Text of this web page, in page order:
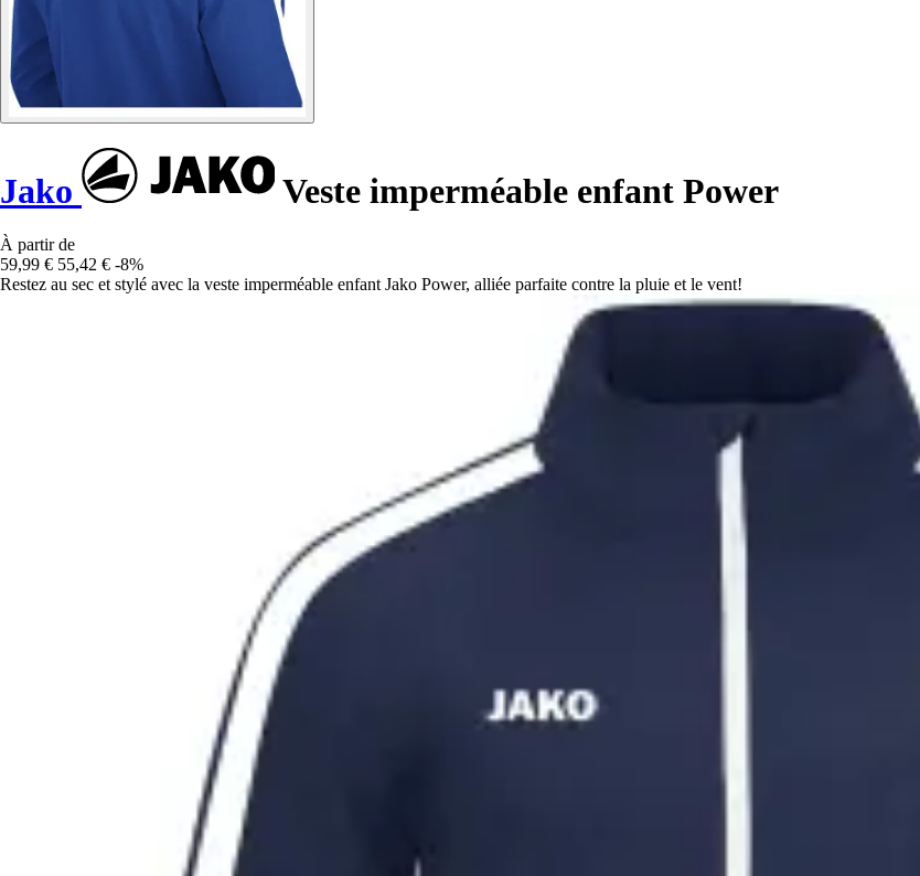
Jako Veste imperméable enfant Power
À partir de
59,99 € 55,42 € -8%
Restez au sec et stylé avec la veste imperméable enfant Jako Power, alliée parfaite contre la pluie et le vent!